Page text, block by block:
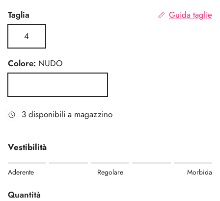
Taglia
Guida taglie
4
Colore: NUDO
3 disponibili a magazzino
Vestibilità
Rating of 1 means Aderente.
Rating of 5 means Morbida.
Aderente Regolare Morbida
Quantità